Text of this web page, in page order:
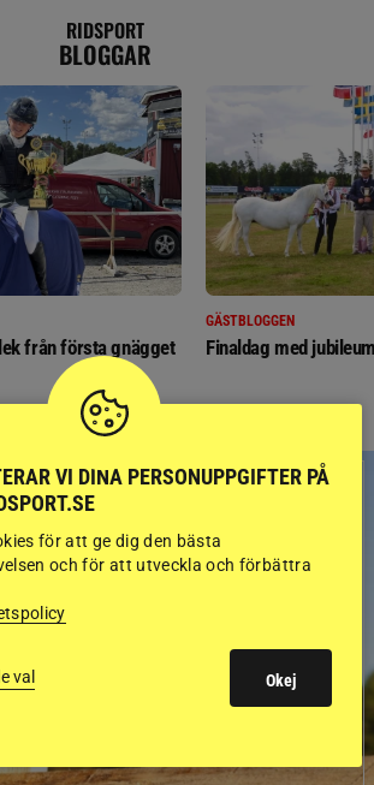
RIDSPORT
BLOGGAR
från första gnägget
GÄSTBLOGGEN
Finaldag med
VI DINA PERSONUPPGIFTER PÅ
för att ge dig den bästa
och för att utveckla och förbättra
val Okej